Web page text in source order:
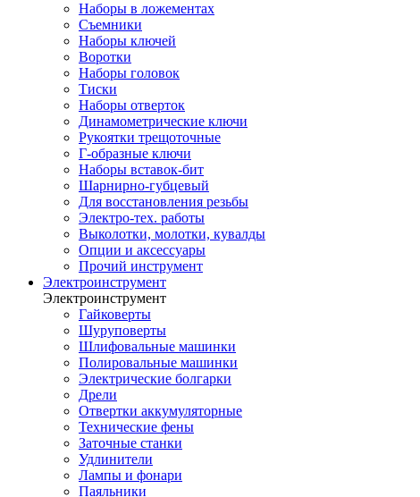
Наборы в ложементах
Съемники
Наборы ключей
Воротки
Наборы головок
Тиски
Наборы отверток
Динамометрические ключи
Рукоятки трещоточные
Г-образные ключи
Наборы вставок-бит
Шарнирно-губцевый
Для восстановления резьбы
Электро-тех. работы
Выколотки, молотки, кувалды
Опции и аксессуары
Прочий инструмент
Электроинструмент
Электроинструмент
Гайковерты
Шуруповерты
Шлифовальные машинки
Полировальные машинки
Электрические болгарки
Дрели
Отвертки аккумуляторные
Технические фены
Заточные станки
Удлинители
Лампы и фонари
Паяльники